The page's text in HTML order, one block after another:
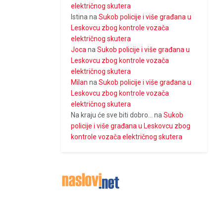
električnog skutera
Istina naSukob policije i više građana u
Leskovcu zbog kontrole vozača
električnog skutera
Joca naSukob policije i više građana u
Leskovcu zbog kontrole vozača
električnog skutera
Milan naSukob policije i više građana u
Leskovcu zbog kontrole vozača
električnog skutera
Na kraju će sve biti dobro...
naSukob
policije i više građana u Leskovcu zbog
kontrole vozača električnog skutera